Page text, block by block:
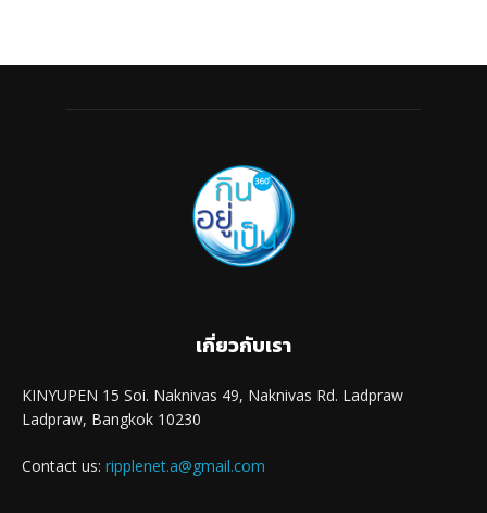
เกี่ยวกับเรา
KINYUPEN 15 Soi. Naknivas 49, Naknivas Rd. Ladpraw
Ladpraw, Bangkok 10230
Contact us: ripplenet.a@gmail.com